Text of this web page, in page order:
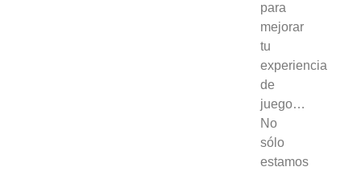
para
mejorar
tu
experiencia
de
juego…
No
sólo
estamos